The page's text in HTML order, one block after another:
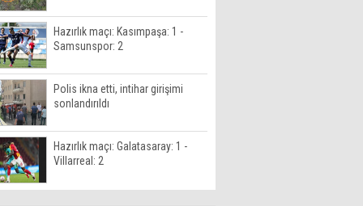
Hazırlık maçı: Kasımpaşa: 1 -
Samsunspor: 2
Polis ikna etti, intihar girişimi
sonlandırıldı
Hazırlık maçı: Galatasaray: 1 -
Villarreal: 2